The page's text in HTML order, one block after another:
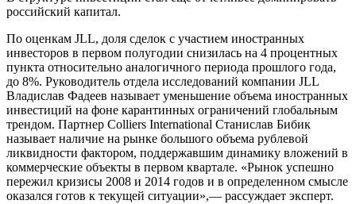
российский капитал.
По оценкам JLL, доля сделок с участием иностранных
инвесторов в первом полугодии снизилась на 4 процентных
пункта относительно аналогичного периода прошлого года,
до 8%. Руководитель отдела исследований компании JLL
Владислав Фадеев называет уменьшение объема иностранных
инвестиций на фоне карантинных ограничений глобальным
трендом. Партнер Colliers International Станислав Бибик
называет наличие на рынке большого объема рублевой
ликвидности фактором, поддержавшим динамику вложений в
коммерческие объекты в первом квартале. «Рынок успешно
пережил кризисы 2008 и 2014 годов и в определенном смысле
оказался готов к текущей ситуации»,— рассуждает эксперт.